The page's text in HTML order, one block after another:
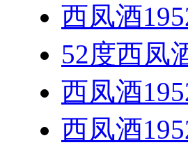
西凤酒
52度西凤
西凤酒
西凤酒